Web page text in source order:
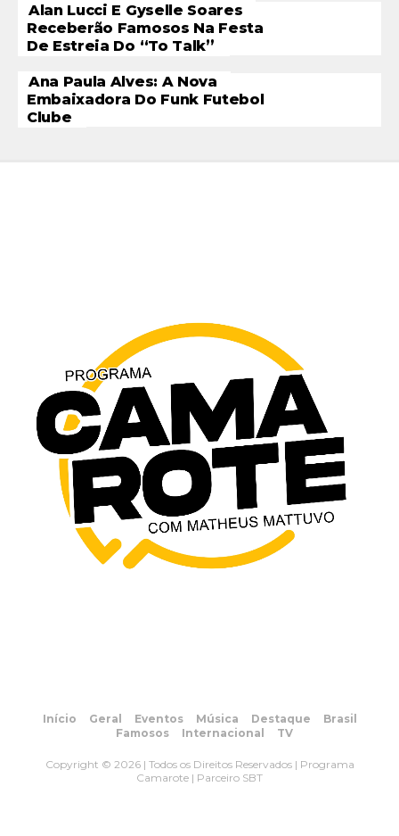
Alan Lucci E Gyselle Soares
Receberão Famosos Na Festa
De Estreia Do “To Talk”
Ana Paula Alves: A Nova
Embaixadora Do Funk Futebol
Clube
Início Geral Eventos Música Destaque
Brasil
Famosos
Internacional TV
Copyright © 2026 | Todos os Direitos Reservados | Programa
Camarote | Parceiro SBT